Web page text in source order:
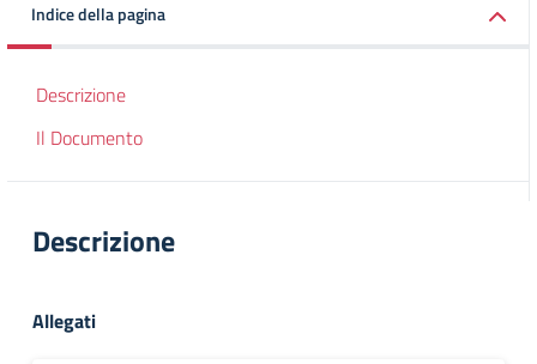
Indice della pagina
Descrizione
Il Documento
Descrizione
Allegati